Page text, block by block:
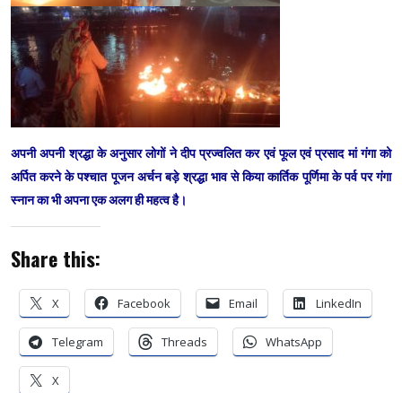
अपनी अपनी श्रद्धा के अनुसार लोगों ने दीप प्रज्वलित कर एवं फूल एवं प्रसाद मां गंगा को
अर्पित करने के पश्चात पूजन अर्चन बड़े श्रद्धा भाव से किया कार्तिक पूर्णिमा के पर्व पर गंगा
स्नान का भी अपना एक अलग ही महत्व है।
Share this:
X Facebook Email LinkedIn
Telegram Threads WhatsApp
X